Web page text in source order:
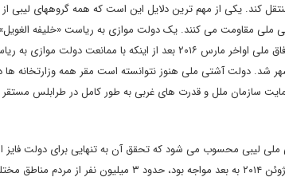
کند. یکی از مهم‏ ترین دلایل این است که همه گروه‏های لیبی
ملی مقاومت می ‏کنند. یک دولت موازی به ریاست «خلیفه
است. این مقاومت به حدی است که شورای ریاستی دولت وفاق ملی اواخر مارس ۲۰۱۶ بعد از
شد. دولت آشتی ملی هنوز نتوانسته است مقر همه وزارتخانه‏ ها
سازمان ملل و قدرت‏ های غربی به طور کامل در طرابلس
لیبی محسوب می ‏شود که تحقق آن به تنهایی برای دولت فایز
کمک جهانی است. در نتیجه بی‏ ثباتی و خشونتی که لیبی از ژوئن ۲۰۱۴ به